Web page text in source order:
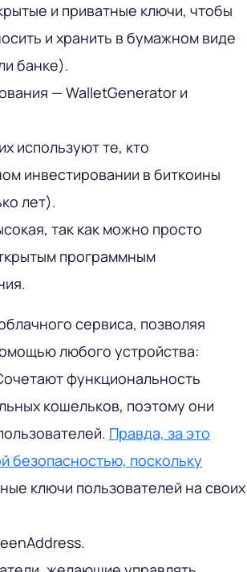
и приватные ключи, чтобы
и хранить в бумажном виде
банке).
— WalletGenerator и
используют те, кто
инвестировании в биткоины
лет).
так как можно просто
программным
сервиса, позволяя
любого устройства:
функциональность
кошельков, поэтому они
Правда, за это
безопасностью, поскольку
ключи пользователей на своих